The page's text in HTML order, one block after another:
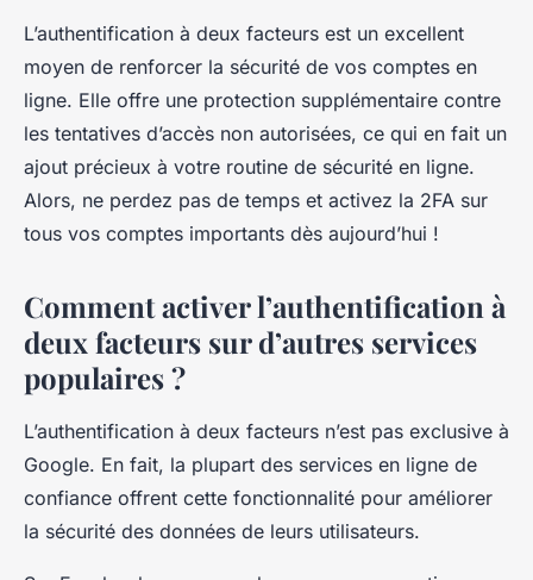
L’authentification à deux facteurs est un excellent
moyen de renforcer la sécurité de vos comptes en
ligne. Elle offre une protection supplémentaire contre
les tentatives d’accès non autorisées, ce qui en fait un
ajout précieux à votre routine de sécurité en ligne.
Alors, ne perdez pas de temps et activez la 2FA sur
tous vos comptes importants dès aujourd’hui !
Comment activer l’authentification à
deux facteurs sur d’autres services
populaires ?
L’authentification à deux facteurs n’est pas exclusive à
Google. En fait, la plupart des services en ligne de
confiance offrent cette fonctionnalité pour améliorer
la sécurité des données de leurs utilisateurs.